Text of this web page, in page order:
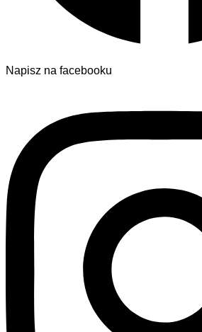
Napisz na facebooku